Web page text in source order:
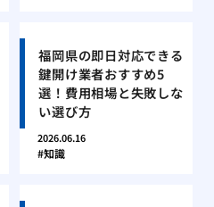
福岡県の即日対応できる
鍵開け業者おすすめ5
選！費用相場と失敗しな
い選び方
2026.06.16
知識